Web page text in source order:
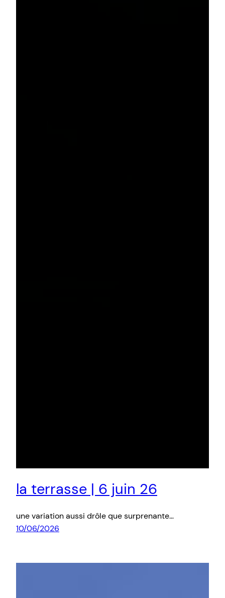
la terrasse | 6 juin 26
une variation aussi drôle que surprenante…
10/06/2026